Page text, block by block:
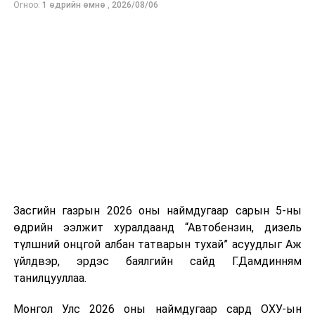
нийлүүлэлтийг тогтворжуулах хүрээнд бусад эх
Огноо: 1 өдрийн өмнө , 2026/08/06
Засгийн газрын 2026 оны наймдугаар сарын 5-ны
өдрийн ээлжит хуралдаанд “Автобензин, дизель
түлшний онцгой албан татварын тухай” асуудлыг Аж
үйлдвэр, эрдэс баялгийн сайд Г.Дамдинням
танилцууллаа.
Монгол Улс 2026 оны наймдугаар сард ОХУ-ын